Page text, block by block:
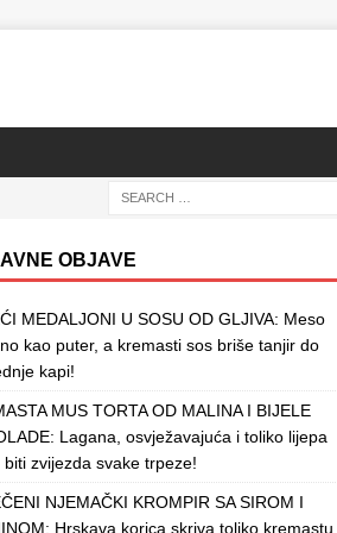
OBJAVE
MEDALJONI U SOSU OD GLJIVA: Meso
kao puter, a kremasti sos briše tanjir do
kapi!
MUS TORTA OD MALINA I BIJELE
Lagana, osvježavajuća i toliko lijepa
biti zvijezda svake trpeze!
NJEMAČKI KROMPIR SA SIROM I
Hrskava korica skriva toliko kremastu